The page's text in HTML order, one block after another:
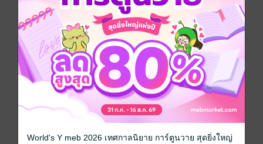
GTO คุณครูพันธ์หายาก (รายตอน)
ประเภทไฟล์
วันที่วางขาย 17 กุมภาพันธ์ 2566
ความยาว 22 หน้า
ราคาปก 10 บาท
เล่มอื่นๆ ในซีรีส์
World's Y meb 2026 เทศกาลนิยาย การ์ตูนวาย สุดยิ่งใหญ่